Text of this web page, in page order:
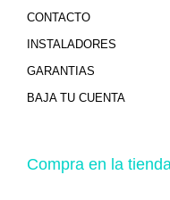
CONTACTO
INSTALADORES
GARANTIAS
BAJA TU CUENTA
Compra en la